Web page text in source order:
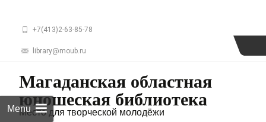
+7(413)2-63-85-78
library@moub.ru
Магаданская областная
юношеская библиотека
Место для творческой молодёжи
Menu